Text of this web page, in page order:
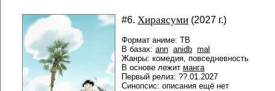
#6. Хираясуми (2027 г.)
Формат аниме: ТВ
В базах: ann anidb mal
Жанры: комедия, повседневность
В основе лежит манга
Первый релиз: ??.01.2027
Синопсис: описания ещё нет